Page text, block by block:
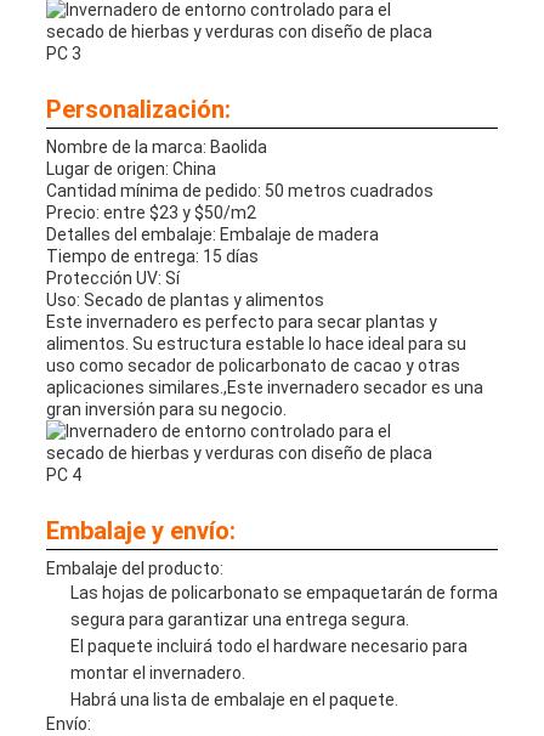
Personalización:
Nombre de la marca: Baolida
Lugar de origen: China
Cantidad mínima de pedido: 50 metros cuadrados
Precio: entre $23 y $50/m2
Detalles del embalaje: Embalaje de madera
Tiempo de entrega: 15 días
Protección UV: Sí
Uso: Secado de plantas y alimentos
Este invernadero es perfecto para secar plantas y
alimentos. Su estructura estable lo hace ideal para su
uso como secador de policarbonato de cacao y otras
aplicaciones similares.,Este invernadero secador es una
gran inversión para su negocio.
Embalaje y envío:
Embalaje del producto:
Las hojas de policarbonato se empaquetarán de forma
segura para garantizar una entrega segura.
El paquete incluirá todo el hardware necesario para
montar el invernadero.
Habrá una lista de embalaje en el paquete.
Envío: